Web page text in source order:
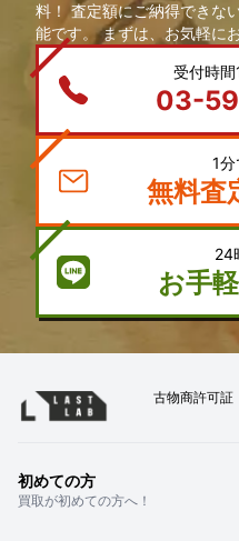
料！ 査定額にご納得できな
能です。 まずは、お気軽に
受付時
03-
1分
無料査
24
お手
古物商許可
初めての方
買取が初めての方へ！